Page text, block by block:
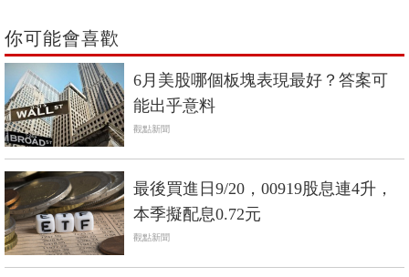
你可能會喜歡
6月美股哪個板塊表現最好？答案可
能出乎意料
觀點新聞
最後買進日9/20，00919股息連4升，
本季擬配息0.72元
觀點新聞